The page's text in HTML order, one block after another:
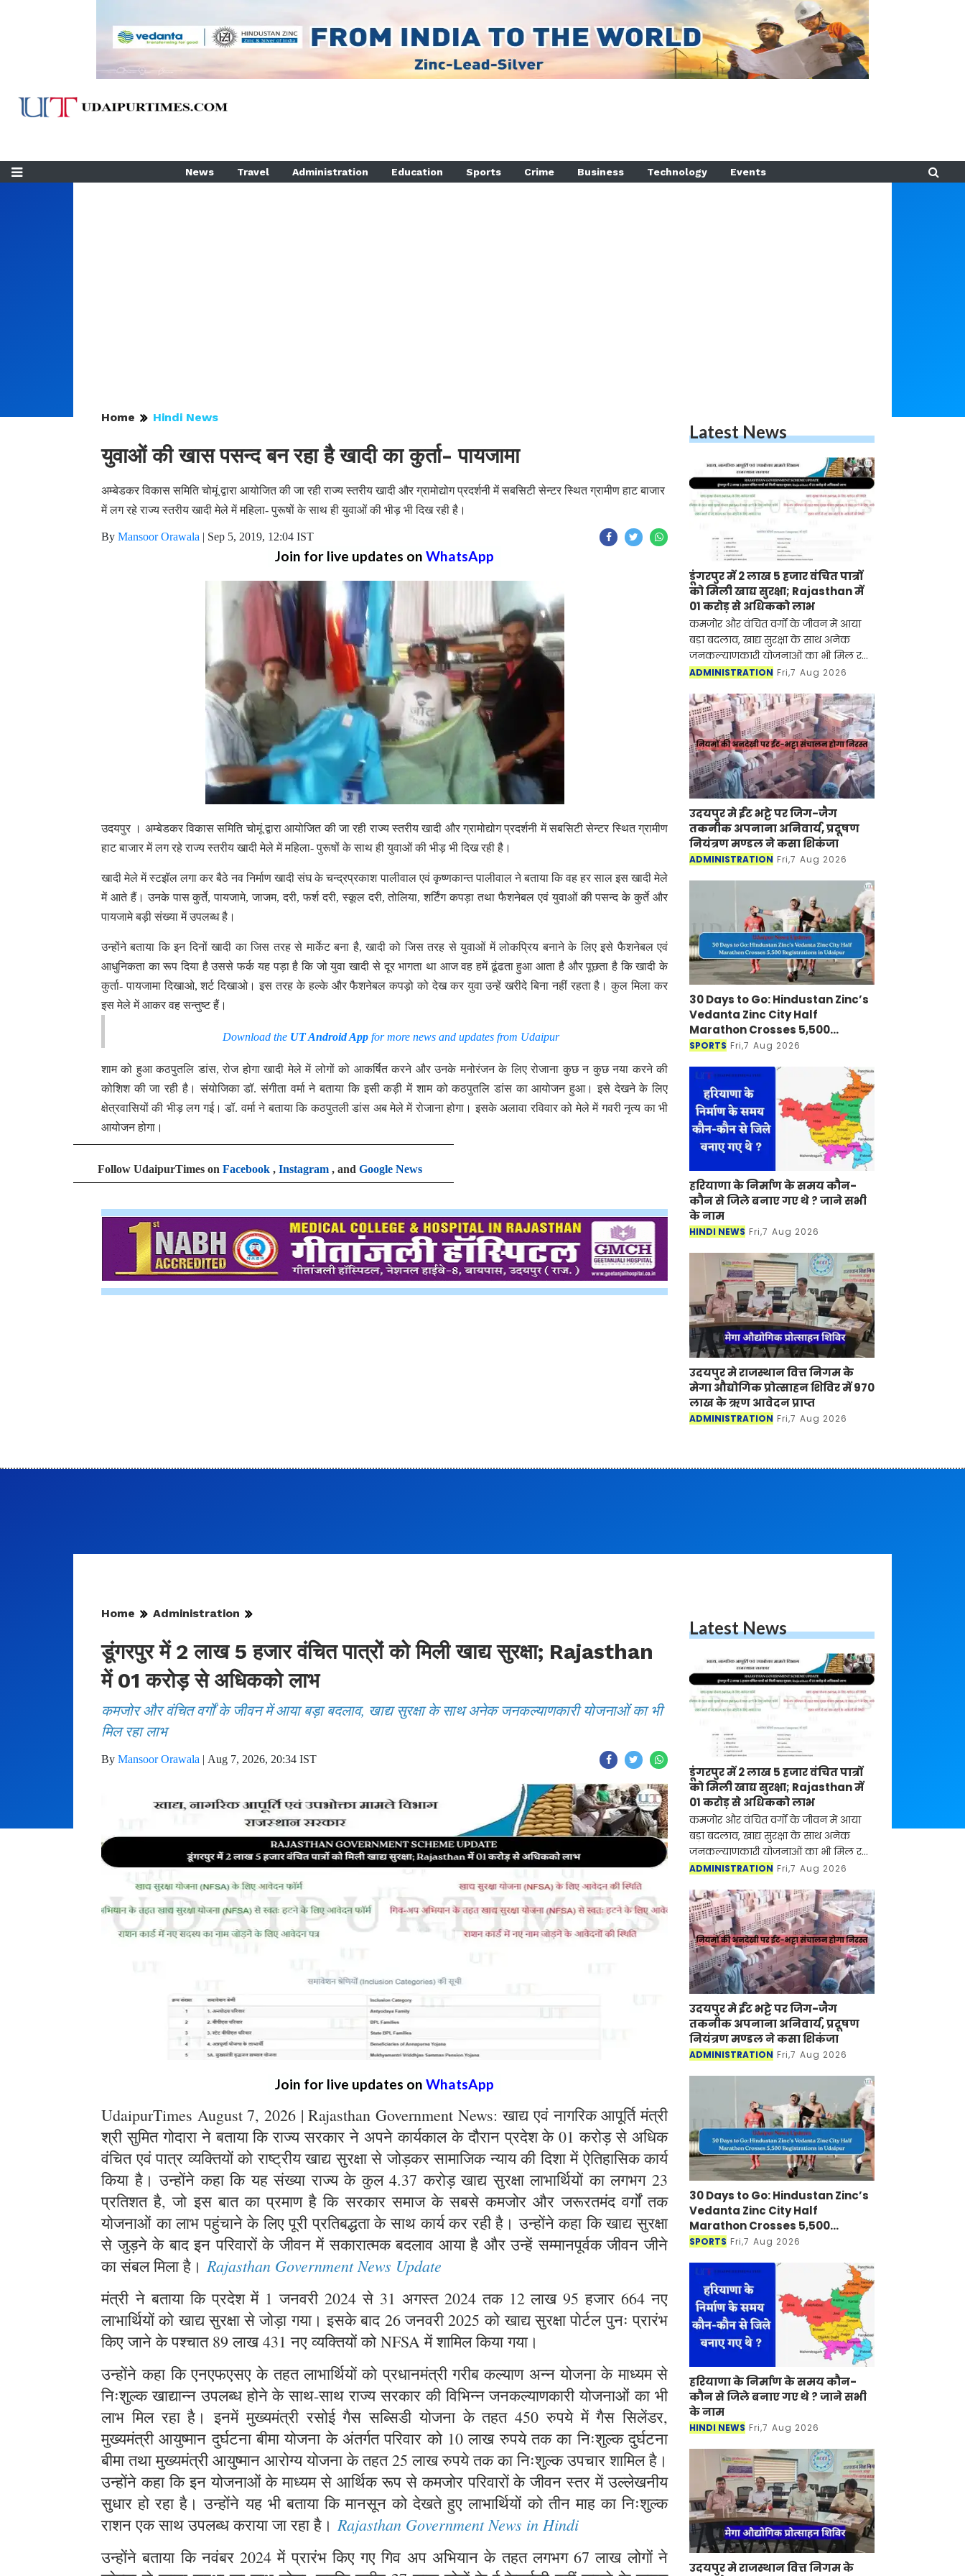
News Travel Administration Education Sports Crime Business Technology Events
Home Hindi News
युवाओं की खास पसन्द बन रहा है खादी का कुर्ता- पायजामा
अम्बेडकर विकास समिति चोमूं द्वारा आयोजित की जा रही राज्य स्तरीय खादी और ग्रामोद्योग प्रदर्शनी में सबसिटी सेन्टर स्थित ग्रामीण हाट बाजार
में लग रहे राज्य स्तरीय खादी मेले में महिला- पुरूषों के साथ ही युवाओं की भीड़ भी दिख रही है।
By Mansoor Orawala | Sep 5, 2019, 12:04 IST
Join for live updates on WhatsApp
उदयपुर । अम्बेडकर विकास समिति चोमूं द्वारा आयोजित की जा रही राज्य स्तरीय खादी और ग्रामोद्योग प्रदर्शनी में सबसिटी सेन्टर स्थित ग्रामीण
हाट बाजार में लग रहे राज्य स्तरीय खादी मेले में महिला- पुरूषों के साथ ही युवाओं की भीड़ भी दिख रही है।
खादी मेले में स्टइॉल लगा कर बैठे नव निर्माण खादी संघ के चन्द्रप्रकाश पालीवाल एवं कृष्णकान्त पालीवाल ने बताया कि वह हर साल इस खादी मेले
में आते हैं। उनके पास कुर्ते, पायजामे, जाजम, दरी, फर्श दरी, स्कूल दरी, तोलिया, शर्टिंग कपड़ा तथा फैशनेबल एवं युवाओं की पसन्द के कुर्ते और
पायजामे बड़ी संख्या में उपलब्ध है।
उन्होंने बताया कि इन दिनों खादी का जिस तरह से मार्केट बना है, खादी को जिस तरह से युवाओं में लोकप्रिय बनाने के लिए इसे फैशनेबल एवं
आधुनिकता का रूप दिया है उससे फर्क यह पड़ा है कि जो युवा खादी से दूर भागता था आज वह हमें ढूंढता हुआ आता है और पूछता है कि खादी के
कुर्ता- पायजामा दिखाओ, शर्ट दिखाओ। इस तरह के हल्के और फैशनेबल कपड़ो को देख कर युवा उन्हें खरीदे बिना नहीं रहता है। कुल मिला कर
इस मेले में आकर वह सन्तुष्ट हैं।
Download the UT Android Appfor more news and updates from Udaipur
शाम को हुआ कठपुतलि डांस, रोज होगा खादी मेले में लोगों को आकर्षित करने और उनके मनोरंजन के लिए रोजाना कुछ न कुछ नया करने की
कोशिश की जा रही है। संयोजिका डॉ. संगीता वर्मा ने बताया कि इसी कड़ी में शाम को कठपुतलि डांस का आयोजन हुआ। इसे देखने के लिए
क्षेत्रवासियों की भीड़ लग गई। डॉ. वर्मा ने बताया कि कठपुतली डांस अब मेले में रोजाना होगा। इसके अलावा रविवार को मेले में गवरी नृत्य का भी
आयोजन होगा।
Follow UdaipurTimes on Facebook , Instagram , and Google News
Latest News
डूंगरपुर में 2 लाख 5 हजार वंचित पात्रों
को मिली खाद्य सुरक्षा; Rajasthan में
01 करोड़ से अधिकको लाभ
कमजोर और वंचित वर्गों के जीवन में आया
बड़ा बदलाव, खाद्य सुरक्षा के साथ अनेक
जनकल्याणकारी योजनाओं का भी मिल रहा
लाभ
ADMINISTRATION Fri,7 Aug 2026
उदयपुर मे ईंट भट्टे पर जिग-जैग
तकनीक अपनाना अनिवार्य, प्रदूषण
नियंत्रण मण्डल ने कसा शिकंजा
ADMINISTRATION Fri,7 Aug 2026
30 Days to Go: Hindustan Zinc’s
Vedanta Zinc City Half
Marathon Crosses 5,500
Registrations in Udaipur
SPORTS Fri,7 Aug 2026
हरियाणा के निर्माण के समय कौन-
कौन से जिले बनाए गए थे ? जाने सभी
के नाम
HINDI NEWS Fri,7 Aug 2026
उदयपुर मे राजस्थान वित्त निगम के
मेगा औद्योगिक प्रोत्साहन शिविर में 970
लाख के ऋण आवेदन प्राप्त
ADMINISTRATION Fri,7 Aug 2026
Home Administration
डूंगरपुर में 2 लाख 5 हजार वंचित पात्रों को मिली खाद्य सुरक्षा; Rajasthan
में 01 करोड़ से अधिकको लाभ
कमजोर और वंचित वर्गों के जीवन में आया बड़ा बदलाव, खाद्य सुरक्षा के साथ अनेक जनकल्याणकारी योजनाओं का भी
मिल रहा लाभ
By Mansoor Orawala | Aug 7, 2026, 20:34 IST
Join for live updates on WhatsApp
UdaipurTimes August 7, 2026 | Rajasthan Government News: खाद्य एवं नागरिक आपूर्ति मंत्री
श्री सुमित गोदारा ने बताया कि राज्य सरकार ने अपने कार्यकाल के दौरान प्रदेश के 01 करोड़ से अधिक
वंचित एवं पात्र व्यक्तियों को राष्ट्रीय खाद्य सुरक्षा से जोड़कर सामाजिक न्याय की दिशा में ऐतिहासिक कार्य
किया है। उन्होंने कहा कि यह संख्या राज्य के कुल 4.37 करोड़ खाद्य सुरक्षा लाभार्थियों का लगभग 23
प्रतिशत है, जो इस बात का प्रमाण है कि सरकार समाज के सबसे कमजोर और जरूरतमंद वर्गों तक
योजनाओं का लाभ पहुंचाने के लिए पूरी प्रतिबद्धता के साथ कार्य कर रही है। उन्होंने कहा कि खाद्य सुरक्षा
से जुड़ने के बाद इन परिवारों के जीवन में सकारात्मक बदलाव आया है और उन्हें सम्मानपूर्वक जीवन जीने
का संबल मिला है। Rajasthan Government News Update
मंत्री ने बताया कि प्रदेश में 1 जनवरी 2024 से 31 अगस्त 2024 तक 12 लाख 95 हजार 664 नए
लाभार्थियों को खाद्य सुरक्षा से जोड़ा गया। इसके बाद 26 जनवरी 2025 को खाद्य सुरक्षा पोर्टल पुनः प्रारंभ
किए जाने के पश्चात 89 लाख 431 नए व्यक्तियों को NFSA में शामिल किया गया।
उन्होंने कहा कि एनएफएसए के तहत लाभार्थियों को प्रधानमंत्री गरीब कल्याण अन्न योजना के माध्यम से
निःशुल्क खाद्यान्न उपलब्ध होने के साथ-साथ राज्य सरकार की विभिन्न जनकल्याणकारी योजनाओं का भी
लाभ मिल रहा है। इनमें मुख्यमंत्री रसोई गैस सब्सिडी योजना के तहत 450 रुपये में गैस सिलेंडर,
मुख्यमंत्री आयुष्मान दुर्घटना बीमा योजना के अंतर्गत परिवार को 10 लाख रुपये तक का निःशुल्क दुर्घटना
बीमा तथा मुख्यमंत्री आयुष्मान आरोग्य योजना के तहत 25 लाख रुपये तक का निःशुल्क उपचार शामिल है।
उन्होंने कहा कि इन योजनाओं के माध्यम से आर्थिक रूप से कमजोर परिवारों के जीवन स्तर में उल्लेखनीय
सुधार हो रहा है। उन्होंने यह भी बताया कि मानसून को देखते हुए लाभार्थियों को तीन माह का निःशुल्क
राशन एक साथ उपलब्ध कराया जा रहा है। Rajasthan Government News in Hindi
उन्होंने बताया कि नवंबर 2024 में प्रारंभ किए गए गिव अप अभियान के तहत लगभग 67 लाख लोगों ने
Latest News
डूंगरपुर में 2 लाख 5 हजार वंचित पात्रों
को मिली खाद्य सुरक्षा; Rajasthan में
01 करोड़ से अधिकको लाभ
कमजोर और वंचित वर्गों के जीवन में आया
बड़ा बदलाव, खाद्य सुरक्षा के साथ अनेक
जनकल्याणकारी योजनाओं का भी मिल रहा
लाभ
ADMINISTRATION Fri,7 Aug 2026
उदयपुर मे ईंट भट्टे पर जिग-जैग
तकनीक अपनाना अनिवार्य, प्रदूषण
नियंत्रण मण्डल ने कसा शिकंजा
ADMINISTRATION Fri,7 Aug 2026
30 Days to Go: Hindustan Zinc’s
Vedanta Zinc City Half
Marathon Crosses 5,500
Registrations in Udaipur
SPORTS Fri,7 Aug 2026
हरियाणा के निर्माण के समय कौन-
कौन से जिले बनाए गए थे ? जाने सभी
के नाम
HINDI NEWS Fri,7 Aug 2026
उदयपुर मे राजस्थान वित्त निगम के